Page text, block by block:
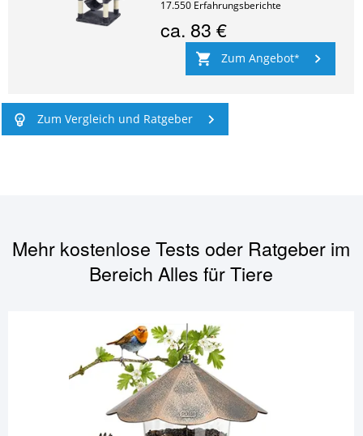
17.550 Erfahrungsberichte
ca. 83 €
Zum Angebot
Zum Vergleich und Ratgeber
Mehr kostenlose Tests oder Ratgeber im
BereichAlles für Tiere